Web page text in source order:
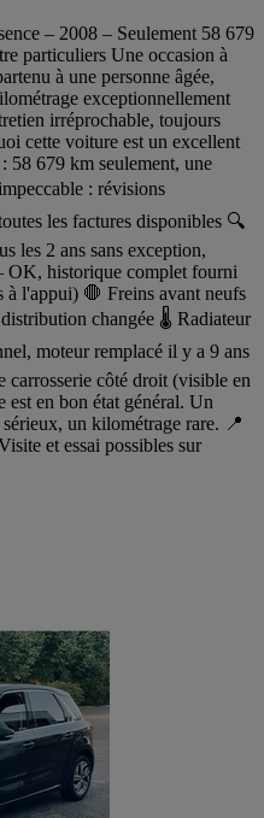
– 2008 – Seulement 58 679
particuliers Une occasion à
à une personne âgée,
exceptionnellement
irréprochable, toujours
cette voiture est un excellent
58 679 km seulement, une
: révisions
les factures disponibles 🔍
les 2 ans sans exception,
OK, historique complet fourni
à l'appui) 🛑 Freins avant neufs
changée 🌡️ Radiateur
moteur remplacé il y a 9 ans
carrosserie côté droit (visible en
en bon état général. Un
un kilométrage rare. 📍
et essai possibles sur